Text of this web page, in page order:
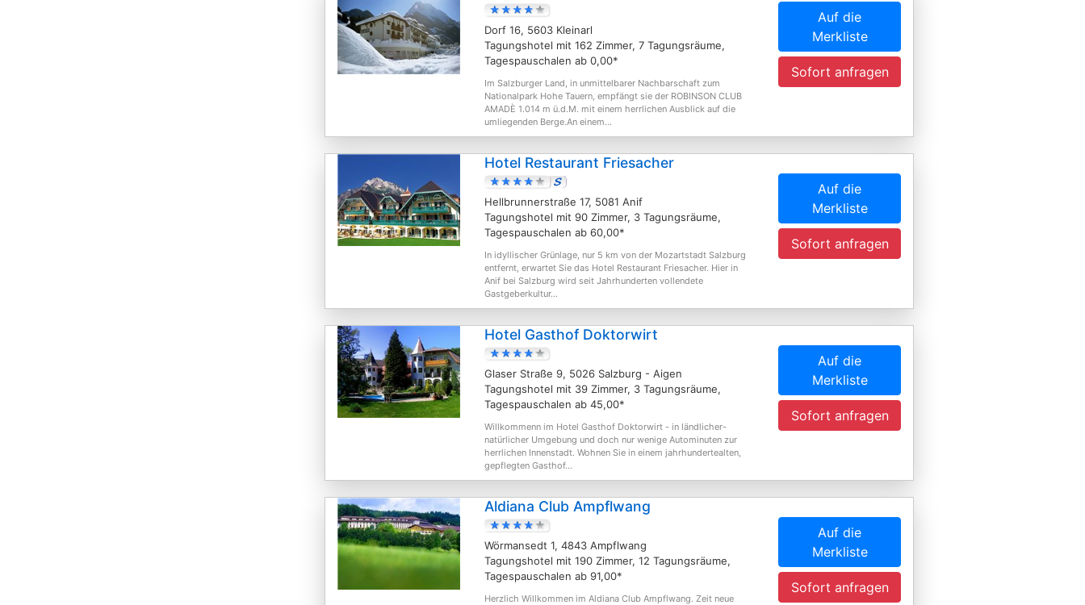
Dorf 16, 5603 Kleinarl
Tagungshotel mit 162 Zimmer, 7 Tagungsräume,
Tagespauschalen ab 0,00*
Im Salzburger Land, in unmittelbarer Nachbarschaft zum
Nationalpark Hohe Tauern, empfängt sie der ROBINSON CLUB
AMADÈ 1.014 m ü.d.M. mit einem herrlichen Ausblick auf die
umliegenden Berge.An einem...
Auf die
Merkliste
Sofort anfragen
Hotel Restaurant Friesacher
Hellbrunnerstraße 17, 5081 Anif
Tagungshotel mit 90 Zimmer, 3 Tagungsräume,
Tagespauschalen ab 60,00*
In idyllischer Grünlage, nur 5 km von der Mozartstadt Salzburg
entfernt, erwartet Sie das Hotel Restaurant Friesacher. Hier in
Anif bei Salzburg wird seit Jahrhunderten vollendete
Gastgeberkultur...
Auf die
Merkliste
Sofort anfragen
Hotel Gasthof Doktorwirt
Glaser Straße 9, 5026 Salzburg - Aigen
Tagungshotel mit 39 Zimmer, 3 Tagungsräume,
Tagespauschalen ab 45,00*
Willkommenn im Hotel Gasthof Doktorwirt - in ländlicher-
natürlicher Umgebung und doch nur wenige Autominuten zur
herrlichen Innenstadt. Wohnen Sie in einem jahrhundertealten,
gepflegten Gasthof...
Auf die
Merkliste
Sofort anfragen
Aldiana Club Ampflwang
Wörmansedt 1, 4843 Ampflwang
Tagungshotel mit 190 Zimmer, 12 Tagungsräume,
Tagespauschalen ab 91,00*
Herzlich Willkommen im Aldiana Club Ampflwang. Zeit neue
Auf die
Merkliste
Sofort anfragen